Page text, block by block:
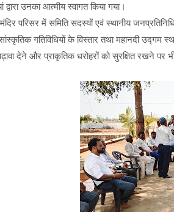
द्वारा उनका आत्मीय स्वागत किया गया।
मंदिर परिसर में समिति सदस्यों एवं स्थानीय
गतिविधियों के विस्तार तथा महानदी
देने और प्राकृतिक धरोहरों को सुरक्षित रखने पर भी